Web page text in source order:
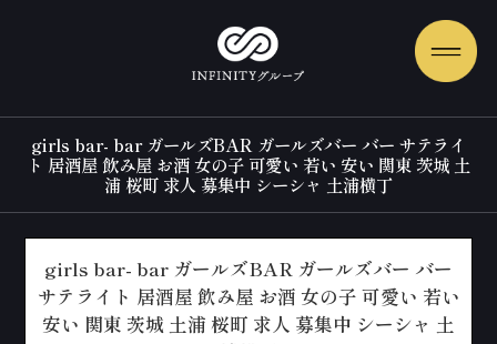
girls bar- bar ガールズBAR ガールズバー バー サテライ
ト 居酒屋 飲み屋 お酒 女の子 可愛い 若い 安い 関東 茨城 土
浦 桜町 求人 募集中 シーシャ 土浦横丁
girls bar- bar ガールズBAR ガールズバー バー
サテライト 居酒屋 飲み屋 お酒 女の子 可愛い 若い
安い 関東 茨城 土浦 桜町 求人 募集中 シーシャ 土